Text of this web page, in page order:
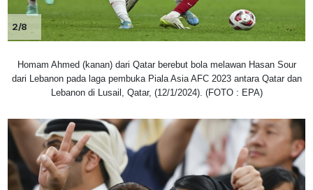
2/8
Homam Ahmed (kanan) dari Qatar berebut bola melawan Hasan Sour
dari Lebanon pada laga pembuka Piala Asia AFC 2023 antara Qatar dan
Lebanon di Lusail, Qatar, (12/1/2024). (FOTO : EPA)